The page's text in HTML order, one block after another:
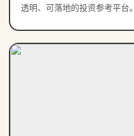
透明、可落地的投资参考平台。